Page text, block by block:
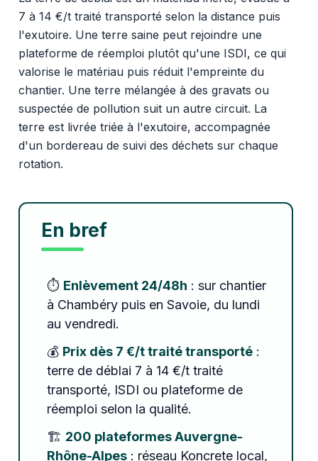
7 à 14 €/t traité transporté selon la distance puis
l'exutoire. Une terre saine peut rejoindre une
plateforme de réemploi plutôt qu'une ISDI, ce qui
valorise le matériau puis réduit l'empreinte du
chantier. Une terre mélangée à des gravats ou
suspectée de pollution suit un autre circuit. La
terre est livrée triée à l'exutoire, accompagnée
d'un bordereau de suivi des déchets sur chaque
rotation.
En bref
⏱️ Enlèvement 24/48h : sur chantier
à Chambéry puis en Savoie, du lundi
au vendredi.
💰 Prix dès 7 €/t traité transporté:
terre de déblai 7 à 14 €/t traité
transporté, ISDI ou plateforme de
réemploi selon la qualité.
🏗️ 200 plateformes Auvergne-
Rhône-Alpes: réseau Koncrete local,